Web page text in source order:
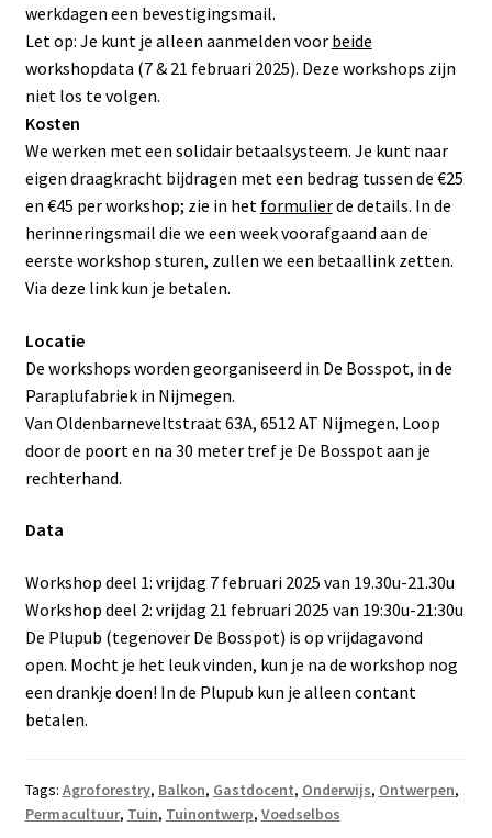
werkdagen een bevestigingsmail.
Let op: Je kunt je alleen aanmelden voor beide
workshopdata (7 & 21 februari 2025). Deze workshops zijn
niet los te volgen.
Kosten
We werken met een solidair betaalsysteem. Je kunt naar
eigen draagkracht bijdragen met een bedrag tussen de €25
en €45 per workshop; zie in het formulierde details. In de
herinneringsmail die we een week voorafgaand aan de
eerste workshop sturen, zullen we een betaallink zetten.
Via deze link kun je betalen.
Locatie
De workshops worden georganiseerd in De Bosspot, in de
Paraplufabriek in Nijmegen.
Van Oldenbarneveltstraat 63A, 6512 AT Nijmegen. Loop
door de poort en na 30 meter tref je De Bosspot aan je
rechterhand.
Data
Workshop deel 1: vrijdag 7 februari 2025 van 19.30u-21.30u
Workshop deel 2: vrijdag 21 februari 2025 van 19:30u-21:30u
De Plupub (tegenover De Bosspot) is op vrijdagavond
open. Mocht je het leuk vinden, kun je na de workshop nog
een drankje doen! In de Plupub kun je alleen contant
betalen.
Tags: Agroforestry, Balkon, Gastdocent, Onderwijs, Ontwerpen,
Permacultuur, Tuin, Tuinontwerp, Voedselbos